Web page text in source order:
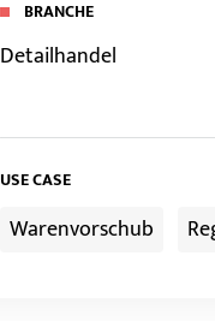
BRANCHE
Detailhandel
USE CASE
Warenvorschub